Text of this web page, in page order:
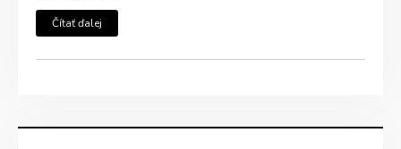
Čítať ďalej